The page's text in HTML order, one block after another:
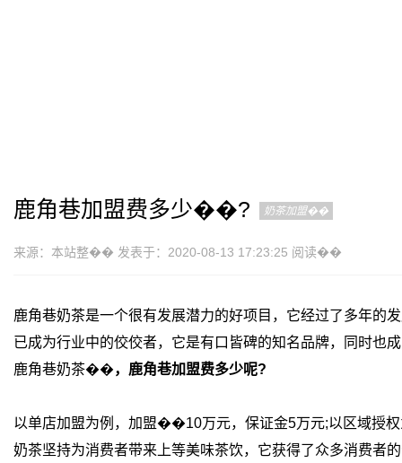
鹿角巷加盟费多少��? 奶茶加盟��
来源：本站整�� 发表于：2020-08-13 17:23:25 阅读��
鹿角巷奶茶是一个很有发展潜力的好项目，它经过了多年的
已成为行业中的佼佼者，它是有口皆碑的知名品牌，同时也
鹿角巷奶茶��，鹿角巷加盟费多少呢?
以单店加盟为例，加盟��10万元，保证金5万元;以区域授
奶茶坚持为消费者带来上等美味茶饮，它获得了众多消费者